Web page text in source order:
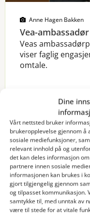
Dine
Vårt nettsted bruker
brukeropplevelse gjennom å
sosiale mediefunksjoner,
relevant innhold på og
det kan deles informasjon
partnere innen sosiale
informasjonen kan brukes i
gjort tilgjengelig gjennom
og tilpasset kommunikasjon.
samtykke til, med unntak av
være til stede for at vitale
Anne Hagen Bakken
Vea-
Veas
viser faglig
omtale.